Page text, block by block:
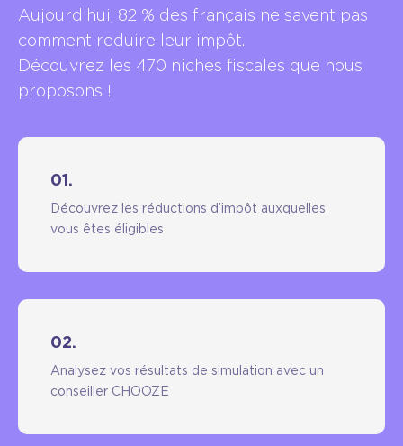
Aujourd’hui, 82 % des français ne savent pas
comment reduire leur impôt.
Découvrez les 470 niches fiscales que nous
proposons !
01.
Découvrez les réductions d’impôt auxquelles
vous êtes éligibles
02.
Analysez vos résultats de simulation avec un
conseiller CHOOZE